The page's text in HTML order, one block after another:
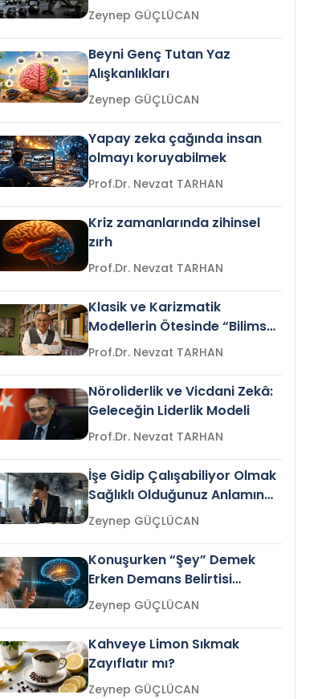
Zeynep GÜÇLÜCAN
Beyni Genç Tutan Yaz
Alışkanlıkları
Zeynep GÜÇLÜCAN
Yapay zeka çağında insan
olmayı koruyabilmek
Prof.Dr. Nevzat TARHAN
Kriz zamanlarında zihinsel
zırh
Prof.Dr. Nevzat TARHAN
Klasik ve Karizmatik
Modellerin Ötesinde “Bilimsel
Liderlik”
Prof.Dr. Nevzat TARHAN
Nöroliderlik ve Vicdani Zekâ:
Geleceğin Liderlik Modeli
Prof.Dr. Nevzat TARHAN
İşe Gidip Çalışabiliyor Olmak
Sağlıklı Olduğunuz Anlamına
Gelir mi?Zeynep GÜÇLÜCAN
Konuşurken “Şey” Demek
Erken Demans Belirtisi
Olabilir mi?Zeynep GÜÇLÜCAN
Kahveye Limon Sıkmak
Zayıflatır mı?
Zeynep GÜÇLÜCAN